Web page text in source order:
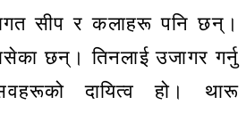
सीप र कलाहरू पनि छन्।
छन्। तिनलाई उजागर गर्नु
दायित्व हो। थारू